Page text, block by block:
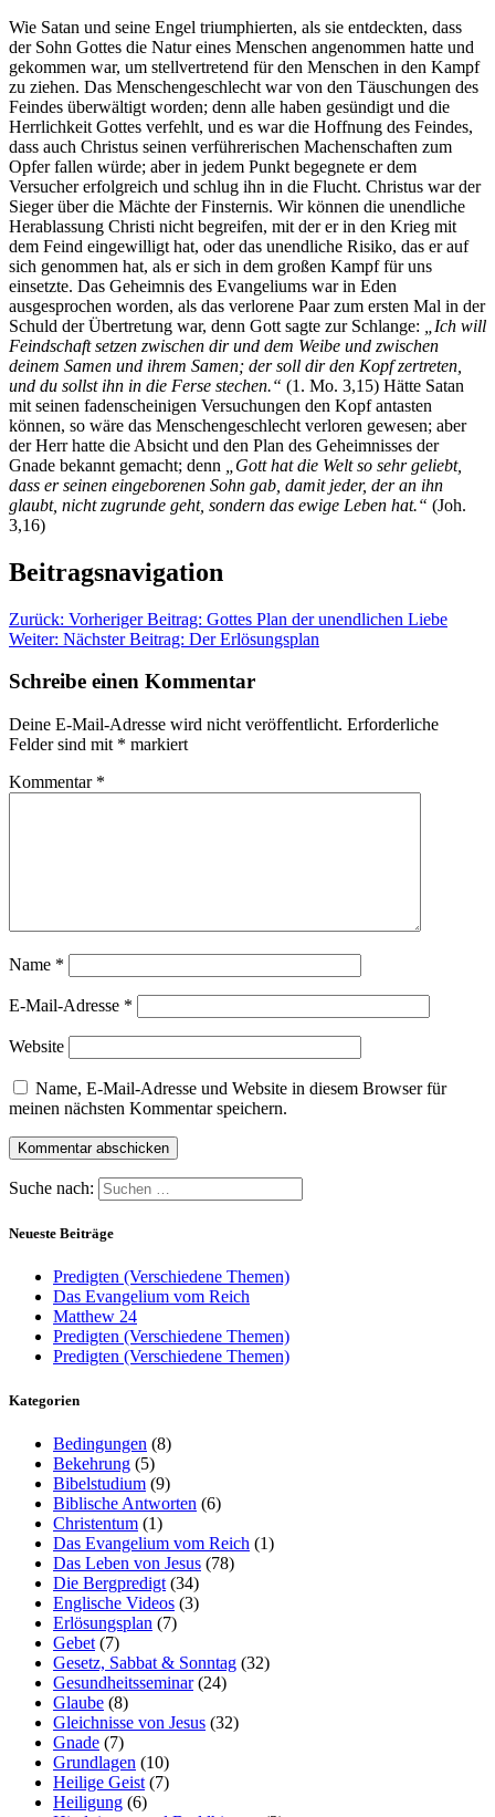
Wie Satan und seine Engel triumphierten, als sie entdeckten, dass
der Sohn Gottes die Natur eines Menschen angenommen hatte und
gekommen war, um stellvertretend für den Menschen in den Kampf
zu ziehen. Das Menschengeschlecht war von den Täuschungen des
Feindes überwältigt worden; denn alle haben gesündigt und die
Herrlichkeit Gottes verfehlt, und es war die Hoffnung des Feindes,
dass auch Christus seinen verführerischen Machenschaften zum
Opfer fallen würde; aber in jedem Punkt begegnete er dem
Versucher erfolgreich und schlug ihn in die Flucht. Christus war der
Sieger über die Mächte der Finsternis. Wir können die unendliche
Herablassung Christi nicht begreifen, mit der er in den Krieg mit
dem Feind eingewilligt hat, oder das unendliche Risiko, das er auf
sich genommen hat, als er sich in dem großen Kampf für uns
einsetzte. Das Geheimnis des Evangeliums war in Eden
ausgesprochen worden, als das verlorene Paar zum ersten Mal in der
Schuld der Übertretung war, denn Gott sagte zur Schlange:
„Ich will
Feindschaft setzen zwischen dir und dem Weibe und zwischen
deinem Samen und ihrem Samen; der soll dir den Kopf zertreten,
und du sollst ihn in die Ferse stechen.“ (1. Mo. 3,15) Hätte Satan
mit seinen fadenscheinigen Versuchungen den Kopf antasten
können, so wäre das Menschengeschlecht verloren gewesen; aber
der Herr hatte die Absicht und den Plan des Geheimnisses der
Gnade bekannt gemacht; denn
„Gott hat die Welt so sehr geliebt,
dass er seinen eingeborenen Sohn gab, damit jeder, der an ihn
glaubt, nicht zugrunde geht, sondern das ewige Leben hat.“ (Joh.
3,16)
Beitragsnavigation
Zurück: Vorheriger Beitrag: Gottes Plan der unendlichen Liebe
Weiter: Nächster Beitrag: Der Erlösungsplan
Schreibe einen Kommentar
Deine E-Mail-Adresse wird nicht veröffentlicht. Erforderliche
Felder sind mit * markiert
Kommentar *
Name *
E-Mail-Adresse *
Website
Name, E-Mail-Adresse und Website in diesem Browser für
meinen nächsten Kommentar speichern.
Suche nach:
Neueste Beiträge
Predigten (Verschiedene Themen)
Das Evangelium vom Reich
Matthew 24
Predigten (Verschiedene Themen)
Predigten (Verschiedene Themen)
Kategorien
Bedingungen (8)
Bekehrung (5)
Bibelstudium (9)
Biblische Antworten (6)
Christentum (1)
Das Evangelium vom Reich (1)
Das Leben von Jesus (78)
Die Bergpredigt (34)
Englische Videos (3)
Erlösungsplan (7)
Gebet (7)
Gesetz, Sabbat & Sonntag (32)
Gesundheitsseminar(24)
Glaube (8)
Gleichnisse von Jesus (32)
Gnade (7)
Grundlagen (10)
Heilige Geist (7)
Heiligung (6)